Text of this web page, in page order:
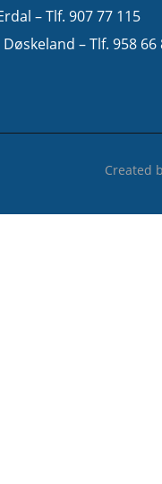
– Tlf. 907 77 115
– Tlf. 958 66
Created